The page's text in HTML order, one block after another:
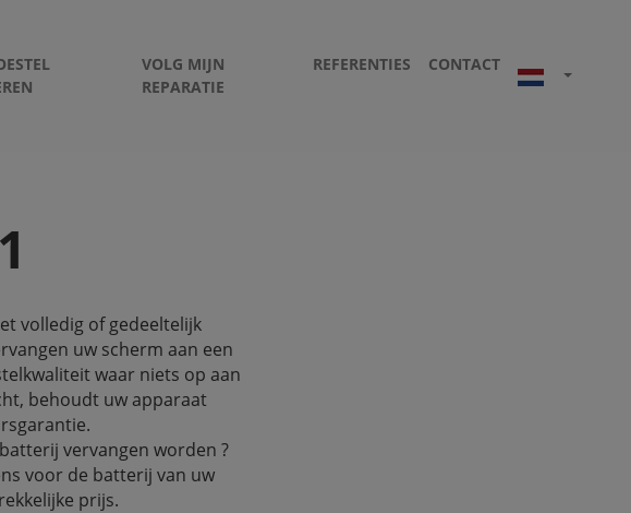
VOLG MIJN
REPARATIE
REFERENTIES CONTACT
volledig of gedeeltelijk
uw scherm aan een
waar niets op aan
behoudt uw apparaat
vervangen worden ?
voor de batterij van uw
prijs.